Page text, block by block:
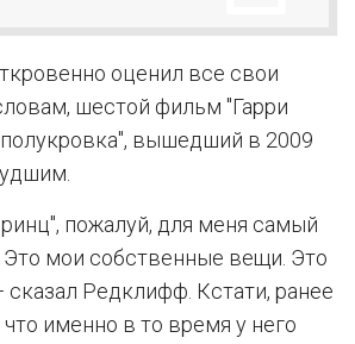
оценил все свои
шестой фильм "Гарри
вышедший в 2009
пожалуй, для меня самый
Это мои собственные вещи. Это
сказал Редклифф. Кстати, ранее
что именно в то время у него